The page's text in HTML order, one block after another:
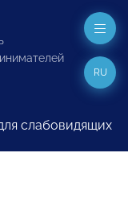
слабовидящих
RU